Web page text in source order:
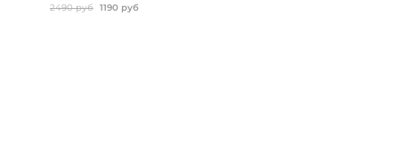
2490 руб 1190 руб